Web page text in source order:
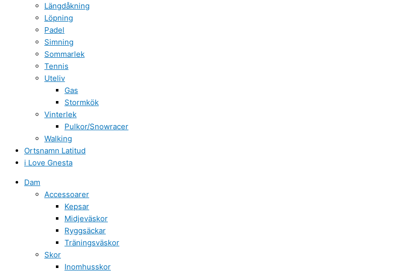
Längdåkning
Löpning
Padel
Simning
Sommarlek
Tennis
Uteliv
Gas
Stormkök
Vinterlek
Pulkor/Snowracer
Walking
Ortsnamn Latitud
i Love Gnesta
Dam
Accessoarer
Kepsar
Midjeväskor
Ryggsäckar
Träningsväskor
Skor
Inomhusskor